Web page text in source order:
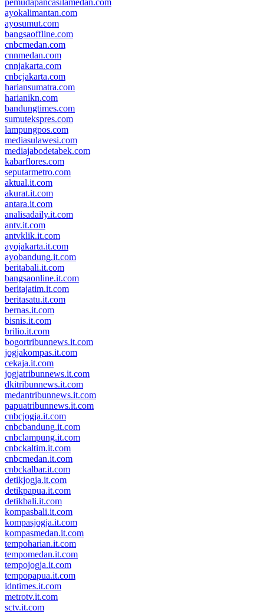
ayokalimantan.com
ayosumut.com
bangsaoffline.com
cnbcmedan.com
cnnmedan.com
cnnjakarta.com
cnbcjakarta.com
hariansumatra.com
harianikn.com
bandungtimes.com
sumutekspres.com
lampungpos.com
mediasulawesi.com
mediajabodetabek.com
kabarflores.com
seputarmetro.com
aktual.it.com
akurat.it.com
antara.it.com
analisadaily.it.com
antv.it.com
antvklik.it.com
ayojakarta.it.com
ayobandung.it.com
beritabali.it.com
bangsaonline.it.com
beritajatim.it.com
beritasatu.it.com
bernas.it.com
bisnis.it.com
brilio.it.com
bogortribunnews.it.com
jogjakompas.it.com
cekaja.it.com
jogjatribunnews.it.com
dkitribunnews.it.com
medantribunnews.it.com
papuatribunnews.it.com
cnbcjogja.it.com
cnbcbandung.it.com
cnbclampung.it.com
cnbckaltim.it.com
cnbcmedan.it.com
cnbckalbar.it.com
detikjogja.it.com
detikpapua.it.com
detikbali.it.com
kompasbali.it.com
kompasjogja.it.com
kompasmedan.it.com
tempoharian.it.com
tempomedan.it.com
tempojogja.it.com
tempopapua.it.com
idntimes.it.com
metrotv.it.com
sctv.it.com